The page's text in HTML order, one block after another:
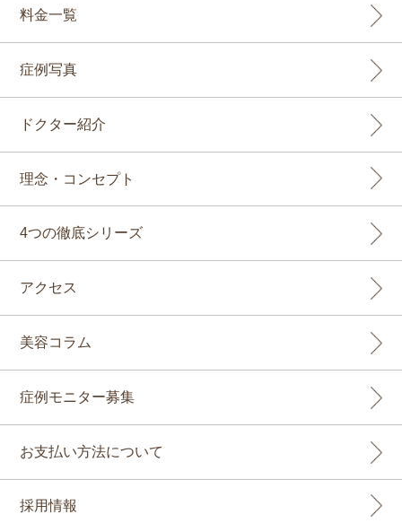
料金一覧
症例写真
ドクター紹介
理念・コンセプト
4つの徹底シリーズ
アクセス
美容コラム
症例モニター募集
お支払い方法について
採用情報